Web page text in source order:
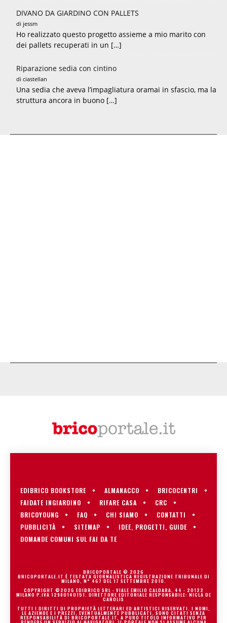
DIVANO DA GIARDINO CON PALLETS
di jessm
Ho realizzato questo progetto assieme a mio marito con
dei pallets recuperati in un […]
Riparazione sedia con cintino
di ciastellan
Una sedia che aveva l’impagliatura oramai in sfascio, ma la
struttura ancora in buono […]
EDIBRICO BOOKSTORE ALMANACCO
BRICOCENTRI
FAIDATE INGIARDINO
RIFARE CASA
CRC
BRICOYOUNG
FAQ CHI SIAMO
CONTATTI
PUBBLICITÀ
SITEMAP
IDEE, PROGETTI, GUIDE
DOMANDE COMUNI SUL FAI DA TE
BRICOPORTALE © 2026
BRICOPORTALE.IT È TESTATA GIORNALISTICA REGISTRAZIONE TRIBUNALE DI
MILANO, N° 467 DEL 17 SETTEMBRE 2010.
COPYRIGHT ©2026 EDIBRICO SRL - VIALE EMILIO CALDARA, 44 - 20122
MILANO P.IVA 12980140151. DIRETTORE EDITORIALE RESPONSABILE: NICLA DE
CAROLIS
TUTTI I DIRITTI DI PROPRIETÀ LETTERARI ED ARTISTICI RISERVATI. I NOMI,
LE AZIENDE E I PREZZI, EVENTUALMENTE PUBBLICATI, SONO CITATI SENZA
RESPONSABILITÀ DI BRICOPORTALE.IT, A PURO TITOLO INFORMATIVO PER